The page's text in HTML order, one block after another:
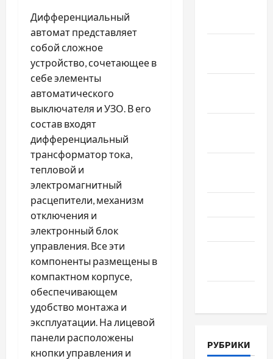
Дифференциальный
автомат представляет
собой сложное
устройство, сочетающее в
себе элементы
автоматического
выключателя и УЗО. В его
состав входят
дифференциальный
трансформатор тока,
тепловой и
электромагнитный
расцепители, механизм
отключения и
электронный блок
управления. Все эти
компоненты размещены в
компактном корпусе,
обеспечивающем
удобство монтажа и
эксплуатации. На лицевой
панели расположены
кнопки управления и
РУБРИКИ